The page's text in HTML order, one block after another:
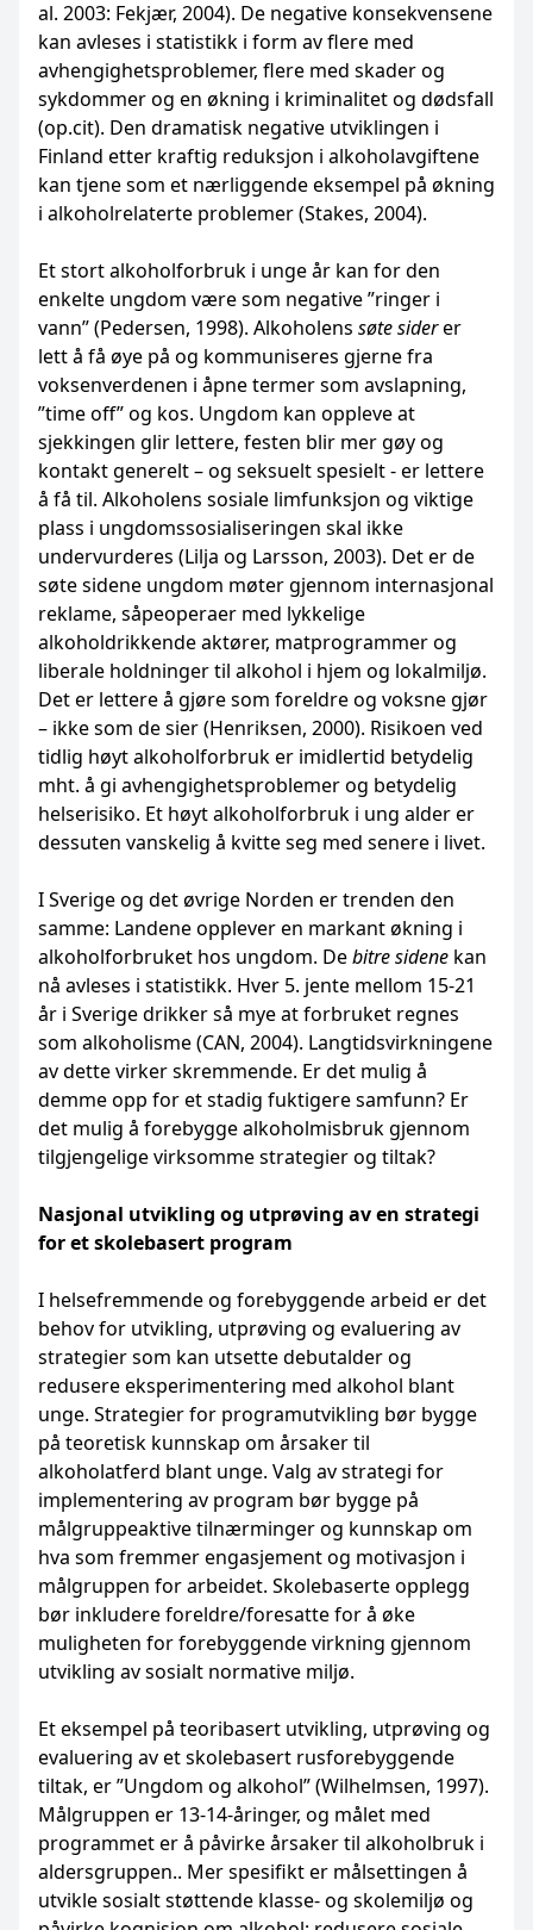
al. 2003: Fekjær, 2004). De negative konsekvensene
kan avleses i statistikk i form av flere med
avhengighetsproblemer, flere med skader og
sykdommer og en økning i kriminalitet og dødsfall
(op.cit). Den dramatisk negative utviklingen i
Finland etter kraftig reduksjon i alkoholavgiftene
kan tjene som et nærliggende eksempel på økning
i alkoholrelaterte problemer (Stakes, 2004).
Et stort alkoholforbruk i unge år kan for den
enkelte ungdom være som negative ”ringer i
vann” (Pedersen, 1998). Alkoholens søte siderer
lett å få øye på og kommuniseres gjerne fra
voksenverdenen i åpne termer som avslapning,
”time off” og kos. Ungdom kan oppleve at
sjekkingen glir lettere, festen blir mer gøy og
kontakt generelt – og seksuelt spesielt - er lettere
å få til. Alkoholens sosiale limfunksjon og viktige
plass i ungdomssosialiseringen skal ikke
undervurderes (Lilja og Larsson, 2003). Det er de
søte sidene ungdom møter gjennom internasjonal
reklame, såpeoperaer med lykkelige
alkoholdrikkende aktører, matprogrammer og
liberale holdninger til alkohol i hjem og lokalmiljø.
Det er lettere å gjøre som foreldre og voksne gjør
– ikke som de sier (Henriksen, 2000). Risikoen ved
tidlig høyt alkoholforbruk er imidlertid betydelig
mht. å gi avhengighetsproblemer og betydelig
helserisiko. Et høyt alkoholforbruk i ung alder er
dessuten vanskelig å kvitte seg med senere i livet.
I Sverige og det øvrige Norden er trenden den
samme: Landene opplever en markant økning i
alkoholforbruket hos ungdom. Debitre sidene kan
nå avleses i statistikk. Hver 5. jente mellom 15-21
år i Sverige drikker så mye at forbruket regnes
som alkoholisme (CAN, 2004). Langtidsvirkningene
av dette virker skremmende. Er det mulig å
demme opp for et stadig fuktigere samfunn? Er
det mulig å forebygge alkoholmisbruk gjennom
tilgjengelige virksomme strategier og tiltak?
Nasjonal utvikling og utprøving av en strategi
for et skolebasert program
I helsefremmende og forebyggende arbeid er det
behov for utvikling, utprøving og evaluering av
strategier som kan utsette debutalder og
redusere eksperimentering med alkohol blant
unge. Strategier for programutvikling bør bygge
på teoretisk kunnskap om årsaker til
alkoholatferd blant unge. Valg av strategi for
implementering av program bør bygge på
målgruppeaktive tilnærminger og kunnskap om
hva som fremmer engasjement og motivasjon i
målgruppen for arbeidet. Skolebaserte opplegg
bør inkludere foreldre/foresatte for å øke
muligheten for forebyggende virkning gjennom
utvikling av sosialt normative miljø.
Et eksempel på teoribasert utvikling, utprøving og
evaluering av et skolebasert rusforebyggende
tiltak, er ”Ungdom og alkohol” (Wilhelmsen, 1997).
Målgruppen er 13-14-åringer, og målet med
programmet er å påvirke årsaker til alkoholbruk i
aldersgruppen.. Mer spesifikt er målsettingen å
utvikle sosialt støttende klasse- og skolemiljø og